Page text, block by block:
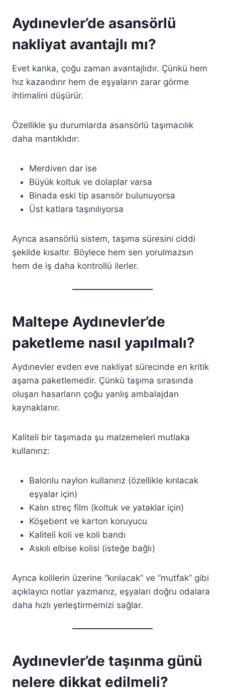
Aydınevler’de asansörlü
nakliyat avantajlı mı?
Evet kanka, çoğu zaman avantajlıdır. Çünkü hem
hız kazandırır hem de eşyaların zarar görme
ihtimalini düşürür.
Özellikle şu durumlarda asansörlü taşımacılık
daha mantıklıdır:
Merdiven dar ise
Büyük koltuk ve dolaplar varsa
Binada eski tip asansör bulunuyorsa
Üst katlara taşınılıyorsa
Ayrıca asansörlü sistem, taşıma süresini ciddi
şekilde kısaltır. Böylece hem sen yorulmazsın
hem de iş daha kontrollü ilerler.
Maltepe Aydınevler’de
paketleme nasıl yapılmalı?
Aydınevler evden eve nakliyat sürecinde en kritik
aşama paketlemedir. Çünkü taşıma sırasında
oluşan hasarların çoğu yanlış ambalajdan
kaynaklanır.
Kaliteli bir taşımada şu malzemeleri mutlaka
kullanırız:
Balonlu naylon kullanırız (özellikle kırılacak
eşyalar için)
Kalın streç film (koltuk ve yataklar için)
Köşebent ve karton koruyucu
Kaliteli koli ve koli bandı
Askılı elbise kolisi (isteğe bağlı)
Ayrıca kolilerin üzerine “kırılacak” ve “mutfak” gibi
açıklayıcı notlar yazmanız, eşyaları doğru odalara
daha hızlı yerleştirmemizi sağlar.
Aydınevler’de taşınma günü
nelere dikkat edilmeli?